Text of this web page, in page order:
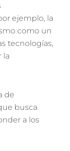
ejemplo, la
como un
tecnologías,
la
de
busca
a los